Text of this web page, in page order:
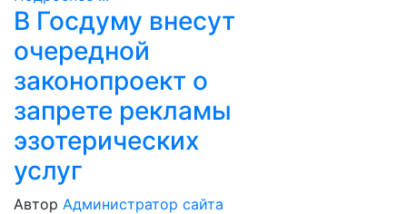
В Госдуму внесут
очередной
законопроект о
запрете рекламы
эзотерических
услуг
Автор Администратор сайта